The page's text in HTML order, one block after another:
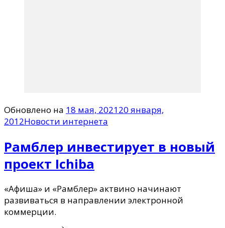
Обновлено на 18 мая, 202120 января,
2012Новости интернета
Рамблер инвестирует в новый
проект Ichiba
«Афиша» и «Рамблер» актвино начинают
развиваться в направлении электронной
коммерции.